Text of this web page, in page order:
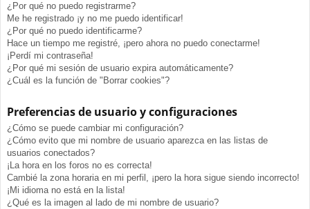
¿Por qué no puedo registrarme?
Me he registrado ¡y no me puedo identificar!
¿Por qué no puedo identificarme?
Hace un tiempo me registré, ¡pero ahora no puedo conectarme!
¡Perdí mi contraseña!
¿Por qué mi sesión de usuario expira automáticamente?
¿Cuál es la función de "Borrar cookies"?
Preferencias de usuario y configuraciones
¿Cómo se puede cambiar mi configuración?
¿Cómo evito que mi nombre de usuario aparezca en las listas de
usuarios conectados?
¡La hora en los foros no es correcta!
Cambié la zona horaria en mi perfil, ¡pero la hora sigue siendo incorrecto!
¡Mi idioma no está en la lista!
¿Qué es la imagen al lado de mi nombre de usuario?